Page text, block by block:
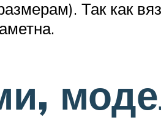
Так как